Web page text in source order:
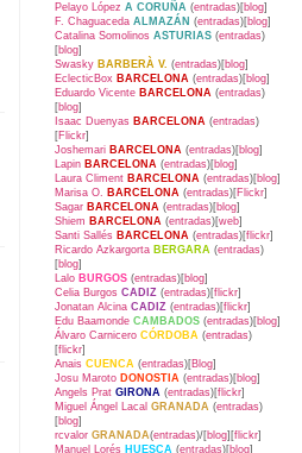
Pelayo López A CORUÑA (entradas)[blog]
F. Chaguaceda ALMAZÁN (entradas)[blog]
Catalina Somolinos ASTURIAS (entradas)
[blog]
Swasky BARBERÀ V. (entradas)[blog]
EclecticBox BARCELONA (entradas)[blog]
Eduardo Vicente BARCELONA (entradas)
[blog]
Isaac Duenyas BARCELONA (entradas)
[Flickr]
Joshemari BARCELONA (entradas)[blog]
Lapin BARCELONA (entradas)[blog]
Laura Climent BARCELONA (entradas)[blog]
Marisa O. BARCELONA (entradas)[Flickr]
Sagar BARCELONA (entradas)[blog]
Shiem BARCELONA (entradas)[web]
Santi Sallés BARCELONA (entradas)[flickr]
Ricardo Azkargorta BERGARA (entradas)
[blog]
Lalo BURGOS (entradas)[blog]
Celia Burgos CADIZ (entradas)[flickr]
Jonatan Alcina CADIZ (entradas)[flickr]
Edu Baamonde CAMBADOS (entradas)[blog]
Álvaro Carnicero CÓRDOBA (entradas)
[flickr]
Anais CUENCA (entradas)[Blog]
Josu Maroto DONOSTIA (entradas)[blog]
Angels Prat GIRONA (entradas)[flickr]
Miguel Ángel Lacal GRANADA (entradas)
[blog]
rcvalor GRANADA(entradas)/[blog][flickr]
Manuel Lorés HUESCA (entradas)[blog]